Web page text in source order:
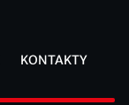
KONTAKTY